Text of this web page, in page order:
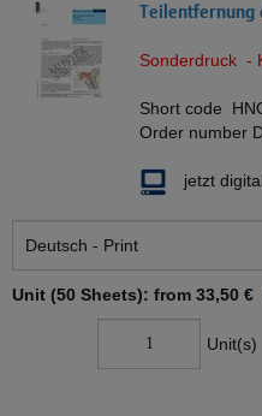
Teilentfernung
Sonderdruck -
Short code
Order number
jetzt
Unit (50 Sheets): from 33,50 €
Unit(s)